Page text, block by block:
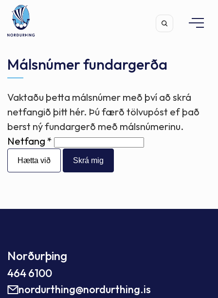
Leita
Málsnúmer fundargerða
Vaktaðu þetta málsnúmer með því að skrá
netfangið þitt hér. Þú færð tölvupóst ef það
berst ný fundargerð með málsnúmerinu.
Netfang
Hætta við
Norðurþing
464 6100
nordurthing@nordurthing.is